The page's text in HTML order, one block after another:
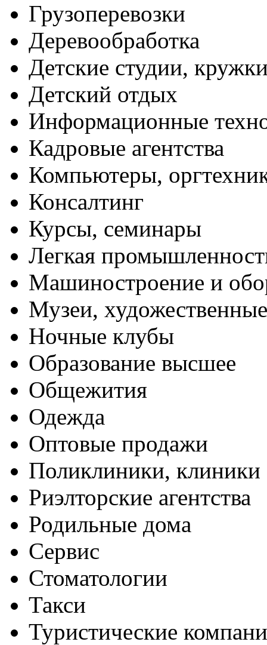
Грузоперевозки
Деревообработка
Детские студии,
Детский отдых
Информационные
Кадровые агентства
Компьютеры,
Консалтинг
Курсы, семинары
Легкая
Машиностроение и
Музеи,
Ночные клубы
Образование высшее
Общежития
Одежда
Оптовые продажи
Поликлиники, клиники
Риэлторские агентства
Родильные дома
Сервис
Стоматологии
Такси
Туристические